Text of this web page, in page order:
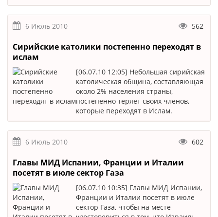
6 Июль 2010 562
Сирийские католики постепенно переходят в
ислам
[06.07.10 12:05] Небольшая сирийская
католическая община, составляющая
около 2% населения страны,
постепенно теряет своих членов,
которые переходят в Ислам.
6 Июль 2010 602
Главы МИД Испании, Франции и Италии
посетят в июле сектор Газа
[06.07.10 10:35] Главы МИД Испании,
Франции и Италии посетят в июле
сектор Газа, чтобы на месте